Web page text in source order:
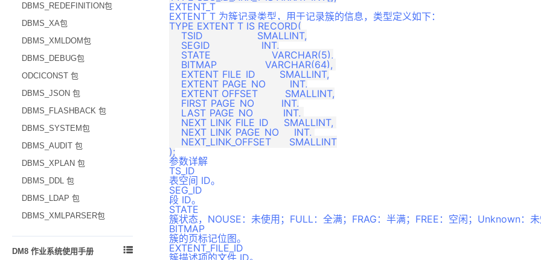
DBMS_REDEFINITION包
DBMS_XA包
DBMS_XMLDOM包
DBMS_DEBUG包
ODCICONST 包
DBMS_JSON 包
DBMS_FLASHBACK 包
DBMS_SYSTEM包
DBMS_AUDIT 包
DBMS_XPLAN 包
DBMS_DDL 包
DBMS_LDAP 包
DBMS_XMLPARSER包
DM8 作业系统使用手册 
EXTENT_T
EXTENT_T 为簇记录类型，用于记录簇的信息，类型定义如下：
TYPE EXTENT_T IS RECORD(
    TSID                  SMALLINT,
    SEGID                 INT,
    STATE 		          VARCHAR(5),
    BITMAP                VARCHAR(64),
    EXTENT_FILE_ID        SMALLINT,
    EXTENT_PAGE_NO        INT,
    EXTENT_OFFSET         SMALLINT,
    FIRST_PAGE_NO         INT,
    LAST_PAGE_NO          INT,
    NEXT_LINK_FILE_ID     SMALLINT,
    NEXT_LINK_PAGE_NO     INT,
    NEXT_LINK_OFFSET      SMALLINT
参数详解
TS_ID
表空间 ID。
SEG_ID
段 ID。
STATE
簇状态，NOUSE：未使用；FULL：全满；FRAG：半满；FREE：空闲；Unknown：
BITMAP
簇的页标记位图。
EXTENT_FILE_ID